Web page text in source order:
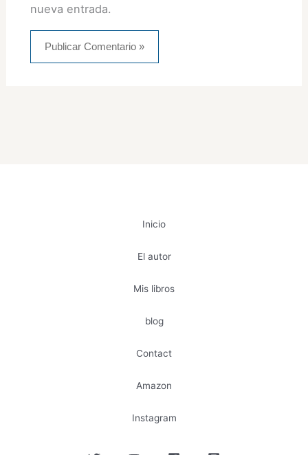
nueva entrada.
Inicio
El autor
Mis libros
blog
Contact
Amazon
Instagram